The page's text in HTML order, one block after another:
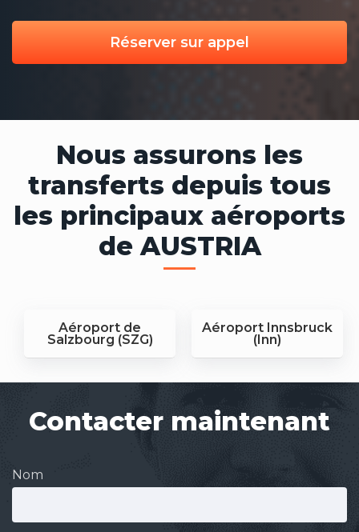
Réserver sur appel
Nous assurons les
transferts depuis tous
les principaux aéroports
de AUSTRIA
Aéroport de
Salzbourg (SZG)
Aéroport Innsbruck
(Inn)
Contacter maintenant
Nom